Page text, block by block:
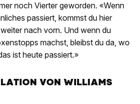
noch Vierter geworden. «Wenn
passiert, kommst du hier
nach vorn. Und wenn du
machst, bleibst du da, wo
ist heute passiert.»
VON WILLIAMS